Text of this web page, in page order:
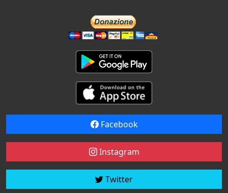
Facebook
Instagram
Twitter